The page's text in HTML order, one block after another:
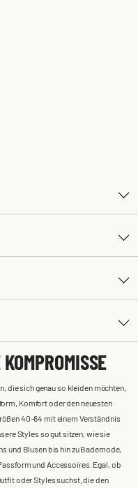
die sich genau so kleiden möchten,
Komfort oder den neuesten
40-64 mit einem Verständnis
Styles so gut sitzen, wie sie
und Blusen bis hin zu Bademode,
und Accessoires. Egal, ob
oder Styles suchst, die den